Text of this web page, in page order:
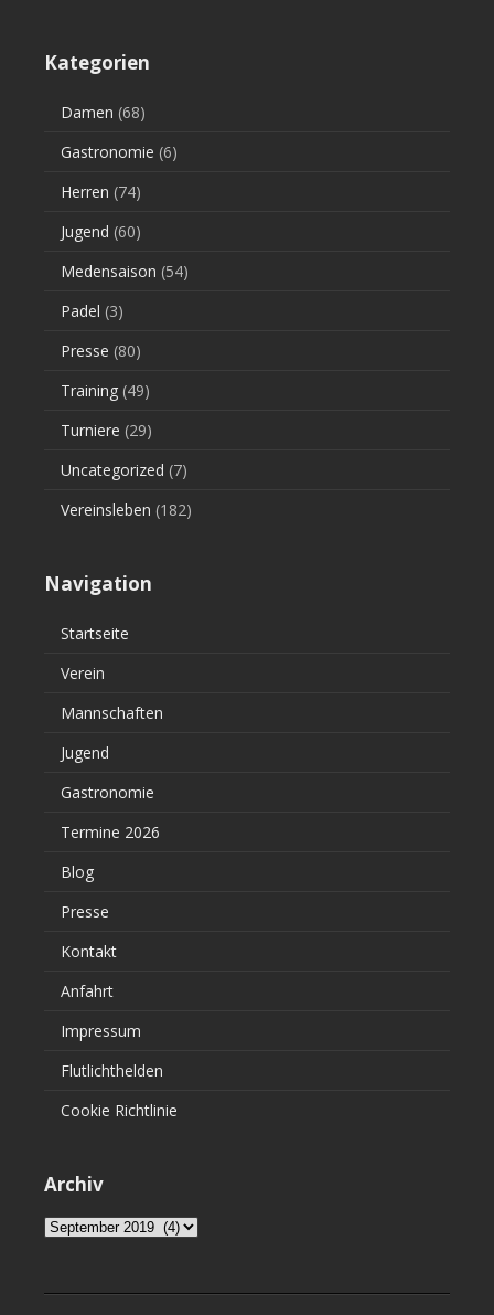
Kategorien
Damen (68)
Gastronomie (6)
Herren (74)
Jugend (60)
Medensaison (54)
Padel (3)
Presse (80)
Training (49)
Turniere (29)
Uncategorized (7)
Vereinsleben (182)
Navigation
Startseite
Verein
Mannschaften
Jugend
Gastronomie
Termine 2026
Blog
Presse
Kontakt
Anfahrt
Impressum
Flutlichthelden
Cookie Richtlinie
Archiv
Archiv